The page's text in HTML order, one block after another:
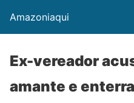
Amazoniaqui
Ex-vereador
amante e